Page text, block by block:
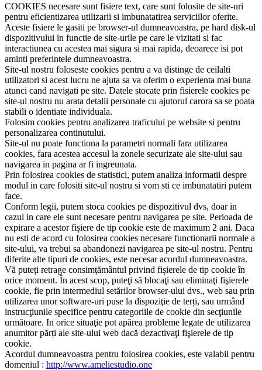
COOKIES necesare sunt fisiere text, care sunt folosite de site-uri
pentru eficientizarea utilizarii si imbunatatirea serviciilor oferite.
Aceste fisiere le gasiti pe browser-ul dumneavoastra, pe hard disk-ul
dispozitivului in functie de site-urile pe care le vizitati si fac
interactiunea cu acestea mai sigura si mai rapida, deoarece isi pot
aminti preferintele dumneavoastra.
Site-ul nostru foloseste cookies pentru a va distinge de ceilalti
utilizatori si acest lucru ne ajuta sa va oferim o experienta mai buna
atunci cand navigati pe site. Datele stocate prin fisierele cookies pe
site-ul nostru nu arata detalii personale cu ajutorul carora sa se poata
stabili o identiate individuala.
Folosim cookies pentru analizarea traficului pe website si pentru
personalizarea continutului.
Site-ul nu poate functiona la parametri normali fara utilizarea
cookies, fara acestea accesul la zonele securizate ale site-ului sau
navigarea in pagina ar fi ingreunata.
Prin folosirea cookies de statistici, putem analiza informatii despre
modul in care folositi site-ul nostru si vom sti ce imbunatatiri putem
face.
Conform legii, putem stoca cookies pe dispozitivul dvs, doar in
cazul in care ele sunt necesare pentru navigarea pe site. Perioada de
expirare a acestor fișiere de tip cookie este de maximum 2 ani. Daca
nu esti de acord cu folosirea cookies necesare functionarii normale a
site-ului, va trebui sa abandonezi navigarea pe site-ul nostru. Pentru
diferite alte tipuri de cookies, este necesar acordul dumneavoastra.
Vă puteți retrage consimțământul privind fișierele de tip cookie în
orice moment. În acest scop, puteţi să blocaţi sau eliminaţi fişierele
cookie, fie prin intermediul setărilor browser-ului dvs., web sau prin
utilizarea unor software-uri puse la dispoziţie de terți, sau urmând
instrucţiunile specifice pentru categoriile de cookie din secţiunile
următoare. In orice situaţie pot apărea probleme legate de utilizarea
anumitor părți ale site-ului web dacă dezactivaţi fişierele de tip
cookie.
Acordul dumneavoastra pentru folosirea cookies, este valabil pentru
domeniul : http://www.ameliestudio.one